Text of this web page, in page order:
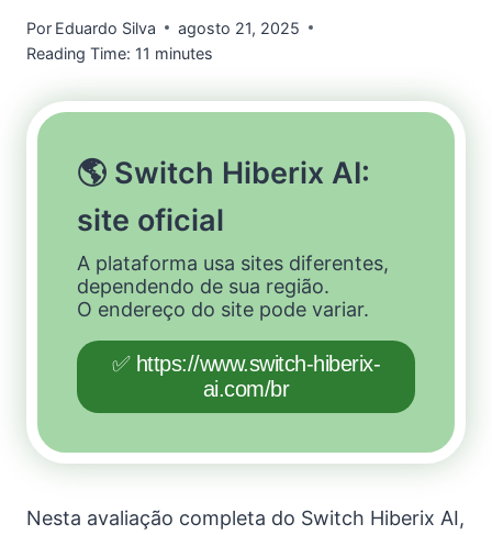
Por Eduardo Silva
agosto 21, 2025
Reading Time: 11 minutes
🌎 Switch Hiberix AI:
site oficial
A plataforma usa sites diferentes,
dependendo de sua região.
O endereço do site pode variar.
✅ https://www.switch-hiberix-
ai.com/br
Nesta avaliação completa do Switch Hiberix AI,